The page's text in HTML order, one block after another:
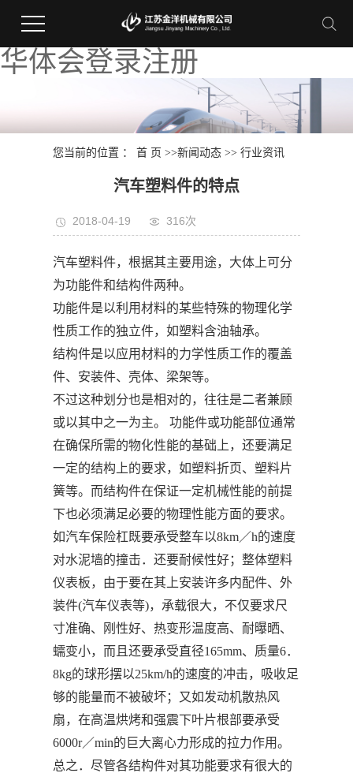
华体会登录注册
您当前的位置 ：首 页 >>新闻动态 >>行业资讯
汽车塑料件的特点
2018-04-19 316次
汽车塑料件，根据其主要用途，大体上可分
为功能件和结构件两种。
功能件是以利用材料的某些特殊的物理化学
性质工作的独立件，如塑料含油轴承。
结构件是以应用材料的力学性质工作的覆盖
件、安装件、壳体、梁架等。
不过这种划分也是相对的，往往是二者兼顾
或以其中之一为主。 功能件或功能部位通常
在确保所需的物化性能的基础上，还要满足
一定的结构上的要求，如塑料折页、塑料片
簧等。而结构件在保证一定机械性能的前提
下也必须满足必要的物理性能方面的要求。
如汽车保险杠既要承受整车以8km／h的速度
对水泥墙的撞击．还要耐候性好；整体塑料
仪表板，由于要在其上安装许多内配件、外
装件(汽车仪表等)，承载很大，不仅要求尺
寸准确、刚性好、热变形温度高、耐曝晒、
蠕变小，而且还要承受直径165mm、质量6．
8kg的球形摆以25km/h的速度的冲击，吸收足
够的能量而不被破坏；又如发动机散热风
扇，在高温烘烤和强震下叶片根部要承受
6000r／min的巨大离心力形成的拉力作用。
总之．尽管各结构件对其功能要求有很大的